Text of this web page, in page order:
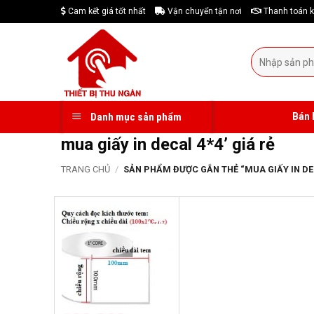
to
Cam kết giá tốt nhất Vận chuyển tận nơi Thanh toán
Tìm
kiếm:
Danh mục sản phẩm
mua giấy in decal 4*4’ giá rẻ
TRANG CHỦ / SẢN PHẨM ĐƯỢC GẮN THẺ “MUA GIẤY IN
-17%